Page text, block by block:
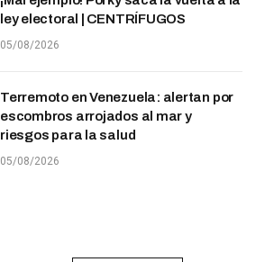
ley electoral | CENTRÍFUGOS
05/08/2026
Terremoto en Venezuela: alertan por
escombros arrojados al mar y
riesgos para la salud
05/08/2026